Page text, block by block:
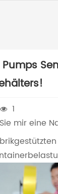
1
mir eine